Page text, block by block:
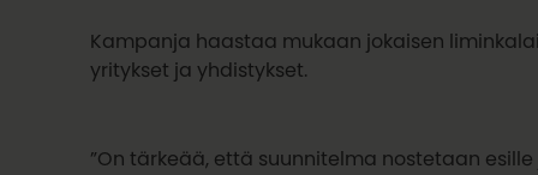
Kampanja haastaa mukaan jokaisen
yritykset ja yhdistykset.
”On tärkeää, että suunnitelma nostetaan